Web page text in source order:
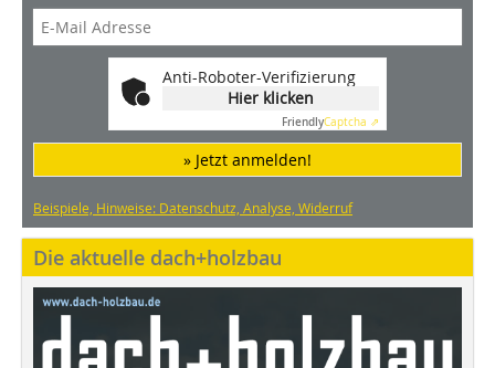
Anti-Roboter-Verifizierung
Hier klicken
FriendlyCaptcha ⇗
» Jetzt anmelden!
Beispiele, Hinweise: Datenschutz, Analyse, Widerruf
Die aktuelle dach+holzbau